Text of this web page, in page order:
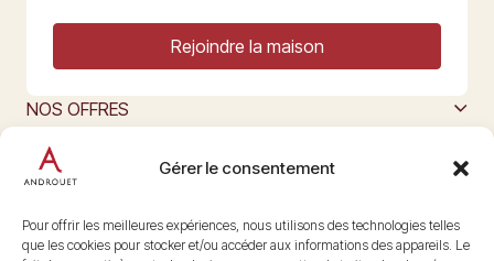
Gérer le consentement
Pour offrir les meilleures expériences, nous utilisons des technologies telles
que les cookies pour stocker et/ou accéder aux informations des appareils. Le
Rejoindre la maison
NOS OFFRES
L’ART DU FROMAGE
Nous suivre
@maisonandrouet